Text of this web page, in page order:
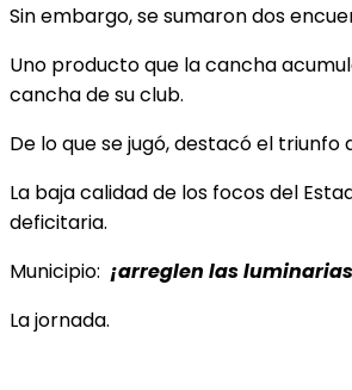
Sin embargo, se sumaron dos
Uno producto que la cancha
cancha de su club.
De lo que se jugó, destacó el triunfo
La baja calidad de los focos del
deficitaria.
Municipio: ¡arreglen las
La jornada.